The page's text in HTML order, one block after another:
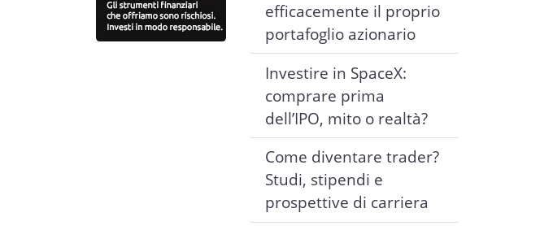
efficacemente il proprio
portafoglio azionario
Investire in SpaceX:
comprare prima
dell’IPO, mito o realtà?
Come diventare trader?
Studi, stipendi e
prospettive di carriera